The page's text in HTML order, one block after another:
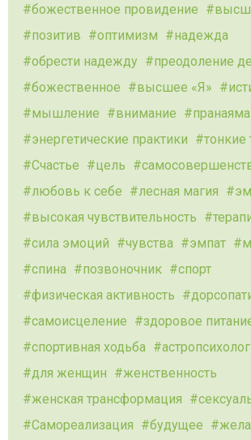
божественное провидение
позитив
оптимизм
надежда
обрести надежду
преодоление
божественное
высшее «Я»
мышление
внимание пранаяма
энергетические практики
тонкие
Счастье
цель
любовь к себе
лесная магия
высокая чувствительность
сила эмоций
чувства эмпат
спина
позвоночник
спорт
физическая активность
самоисцеление
здоровое
спортивная ходьба
для женщин
женственность
женская трансформация
Самореализация
будущее